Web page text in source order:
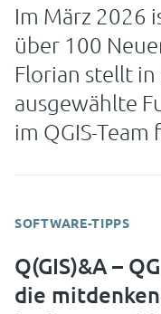
Im März 2026
über 100
Florian stellt
ausgewählte
im QGIS-
SOFTWARE-TIPPS
Q(GIS)&A –
die